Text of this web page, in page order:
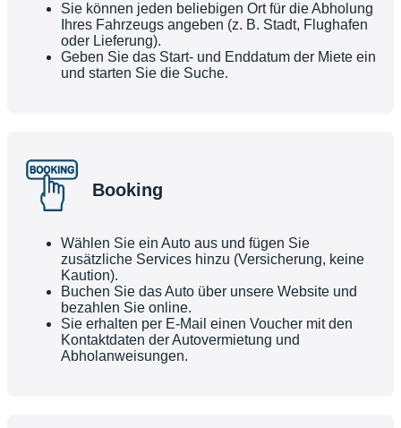
Sie können jeden beliebigen Ort für die Abholung
Ihres Fahrzeugs angeben (z. B. Stadt, Flughafen
oder Lieferung).
Geben Sie das Start- und Enddatum der Miete ein
und starten Sie die Suche.
Booking
Wählen Sie ein Auto aus und fügen Sie
zusätzliche Services hinzu (Versicherung, keine
Kaution).
Buchen Sie das Auto über unsere Website und
bezahlen Sie online.
Sie erhalten per E-Mail einen Voucher mit den
Kontaktdaten der Autovermietung und
Abholanweisungen.